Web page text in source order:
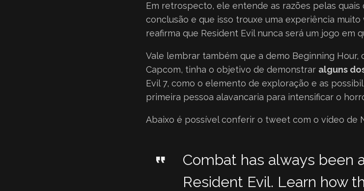
Em retrospecto, ele entende as razões pelas quais
conclusão e que isso trouxe uma experiência
reafirma que Resident Evil nunca será um jogo em
Vale lembrar também que a demo Beginning
Capcom, tinha o objetivo de demonstrar alguns
Evil 7, como o elemento de exploração e as
primeira pessoa alavancaria para intensificar o
Abaixo é possível conferir o tweet com o vídeo de
Combat has always been
Resident Evil. Learn how